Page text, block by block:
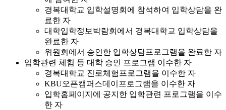
경복대학교 입학설명회에 참석하여 입학상담을 완
료한 자
대학입학정보박람회에서 경복대학교 입학상담을
완료한 자
위원회에서 승인한 입학상담프로그램을 완료한 자
입학관련 체험 등 대학 승인 프로그램 이수한 자
경복대학교 진로체험프로그램을 이수한 자
KBU오픈캠퍼스데이프로그램을 이수한 자
입학홈페이지에 공지한 입학관련 프로그램을 이수
한 자